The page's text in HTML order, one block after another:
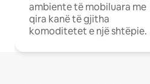
ambiente të mobiluara me
qira kanë të gjitha
komoditetet e një shtëpie.